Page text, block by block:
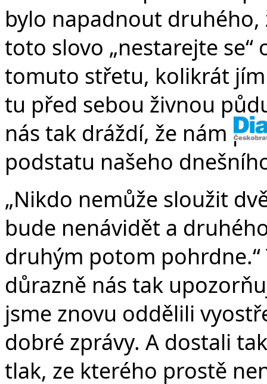
bylo napadnout druhého,
toto slovo „nestarejte
tomuto střetu, kolikrát
tu před sebou živnou
nás tak dráždí, že nám
podstatu našeho
„Nikdo nemůže sloužit
bude nenávidět a
druhým potom
důrazně nás tak
jsme znovu oddělili
dobré zprávy. A dostali
tlak, ze kterého prostě